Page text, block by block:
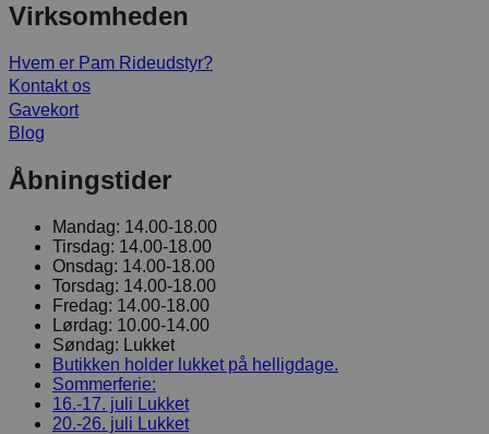
Virksomheden
Hvem er Pam Rideudstyr?
Kontakt os
Gavekort
Blog
Åbningstider
Mandag: 14.00-18.00
Tirsdag: 14.00-18.00
Onsdag: 14.00-18.00
Torsdag: 14.00-18.00
Fredag: 14.00-18.00
Lørdag: 10.00-14.00
Søndag: Lukket
Butikken holder lukket på helligdage.
Sommerferie:
16.-17. juli Lukket
20.-26. juli Lukket